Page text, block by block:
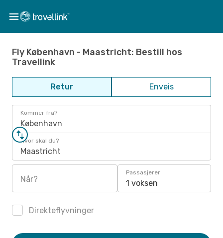
Fly København - Maastricht: Bestill hos
Travellink
Retur Enveis
Kommer fra?
København
Hvor skal du?
Maastricht
Når?
Passasjerer
1 voksen
Direkteflyvninger